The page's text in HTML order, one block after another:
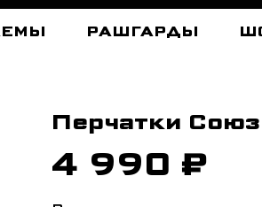
РАШГАРДЫ
Перчатки
4 990 ₽